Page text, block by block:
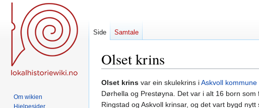
Olset krins
Hopp
til
navigering
Hopp
til
søk
Olset krins var ein skulekrins iAskvoll kommune
Dørhella og Prestøyna. Det var i alt 16 born
Ringstad og Askvoll krinsar, og det vart bygd nytt
Side Samtale
Om wikien
Hjelpesider